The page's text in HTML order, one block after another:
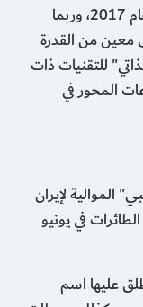
ومثلما مدت الحوثيين بهذه الذخائر منذ عام 2017، وربما
من القدرة
للتقنيات ذات
المحور في
لإيران
في يونيو
عليها اسم